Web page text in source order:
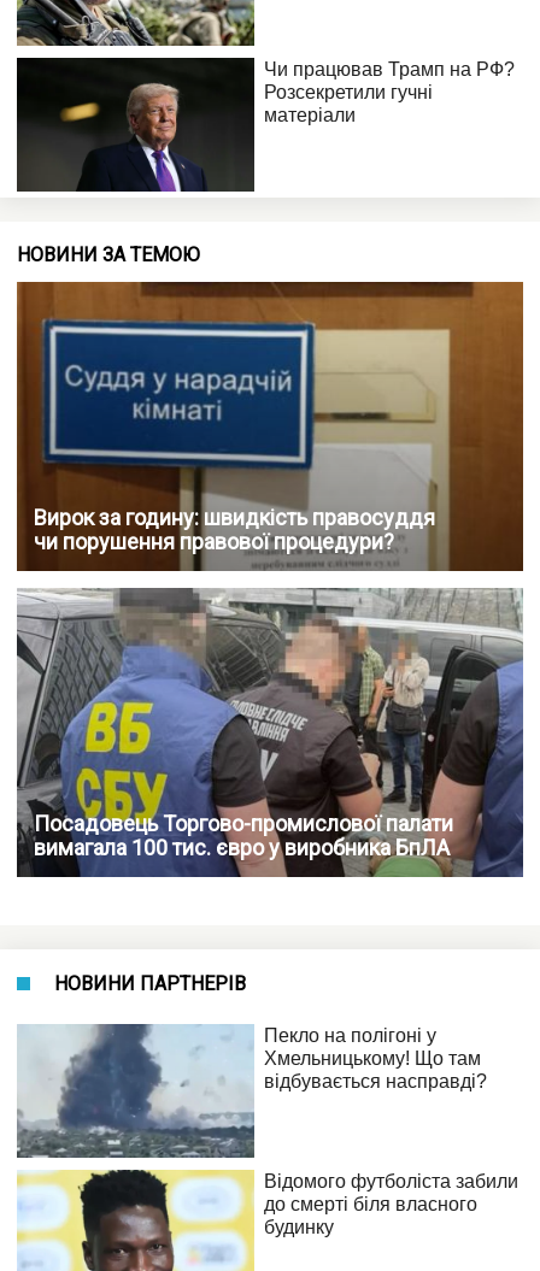
НОВИНИ ЗА ТЕМОЮ
Вирок за годину: швидкість правосуддя
чи порушення правової процедури?
Посадовець Торгово-промислової палати
вимагала 100 тис. євро у виробника БпЛА
НОВИНИ ПАРТНЕРІВ